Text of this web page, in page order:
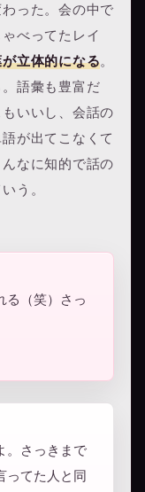
った。会の中で
べってたレイ
立体的になる。
語彙も豊富だ
いいし、会話の
が出てこなくて
なに知的で話の
う。
る（笑）さっ
。さっきまで
ってた人と同